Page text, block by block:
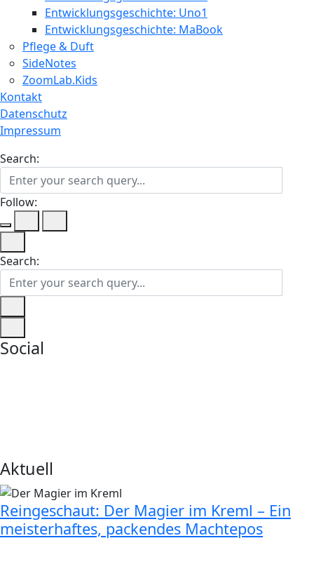
Entwicklungsgeschichte: Uno1
Entwicklungsgeschichte: MaBook
Pflege & Duft
SideNotes
ZoomLab.Kids
Kontakt
Datenschutz
Impressum
Search:
Follow:
Search:
Social
Aktuell
Reingeschaut: Der Magier im Kreml – Ein
meisterhaftes, packendes Machtepos